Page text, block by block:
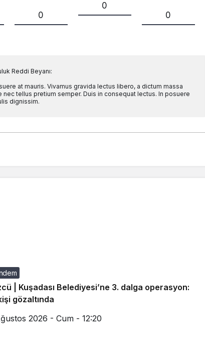
0
0
0
Reddi Beyanı:
at mauris. Vivamus gravida lectus libero, a dictum massa
tellus pretium semper. Duis in consequat lectus. In posuere
dignissim.
| Kuşadası Belediyesi’ne 3. dalga operasyon:
gözaltında
2026 - Cum - 12:20